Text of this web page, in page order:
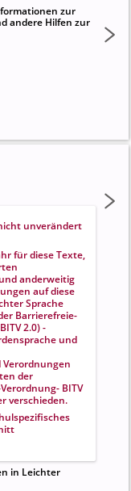
zur
andere Hilfen zur
unverändert
für diese Texte,
anderweitig
auf diese
Sprache
Barrierefreie-
2.0) -
und
Verordnungen
der
BITV
verschieden.
in Leichter